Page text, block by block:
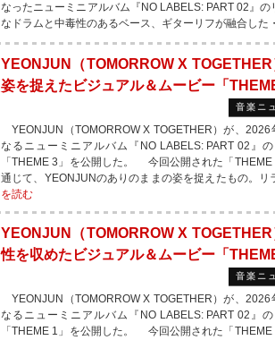
なったニューミニアルバム『NO LABELS: PART 02』
なドラムと中毒性のあるベース、ギターリフが融合した
YEONJUN（TOMORROW X
姿を捉えたビジュアル＆ムービー「
音楽ニ
YEONJUN（TOMORROW X TOGETHER）が、2026
なるニューミニアルバム『NO LABELS: PART 02』
「THEME 3」を公開した。 今回公開された「THEME
通じて、YEONJUNのありのままの姿を捉えたもの。リ
を読む
YEONJUN（TOMORROW X
性を収めたビジュアル＆ムービー「
音楽ニ
YEONJUN（TOMORROW X TOGETHER）が、2026
なるニューミニアルバム『NO LABELS: PART 02』
「THEME 1」を公開した。 今回公開された「THEME